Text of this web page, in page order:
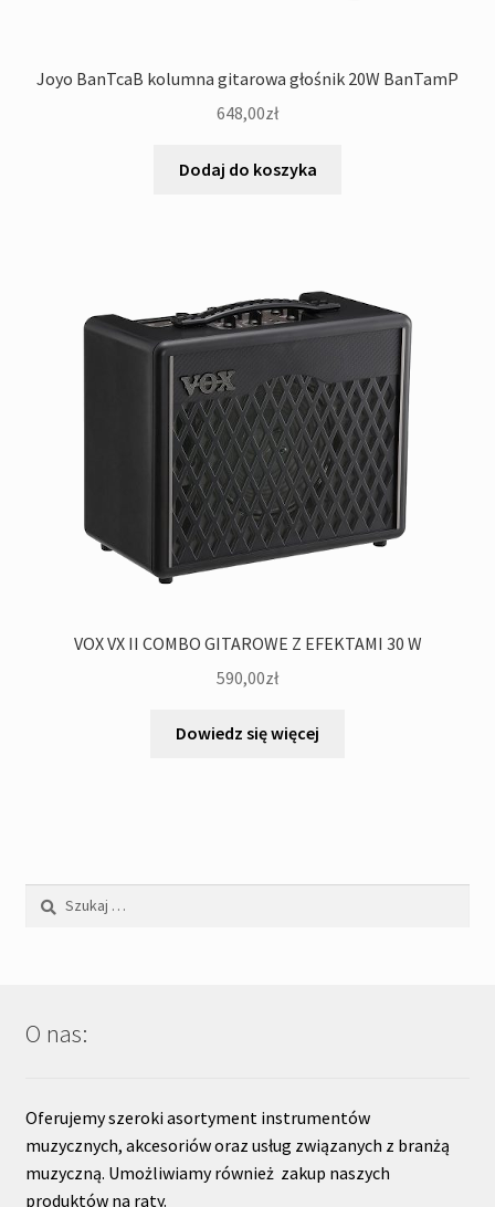
Joyo BanTcaB kolumna gitarowa głośnik 20W BanTamP
648,00zł
Dodaj do koszyka
VOX VX II COMBO GITAROWE Z EFEKTAMI 30 W
590,00zł
Dowiedz się więcej
Szukaj:
O nas:
Oferujemy szeroki asortyment instrumentów
muzycznych, akcesoriów oraz usług związanych z branżą
muzyczną. Umożliwiamy również zakup naszych
produktów na raty.